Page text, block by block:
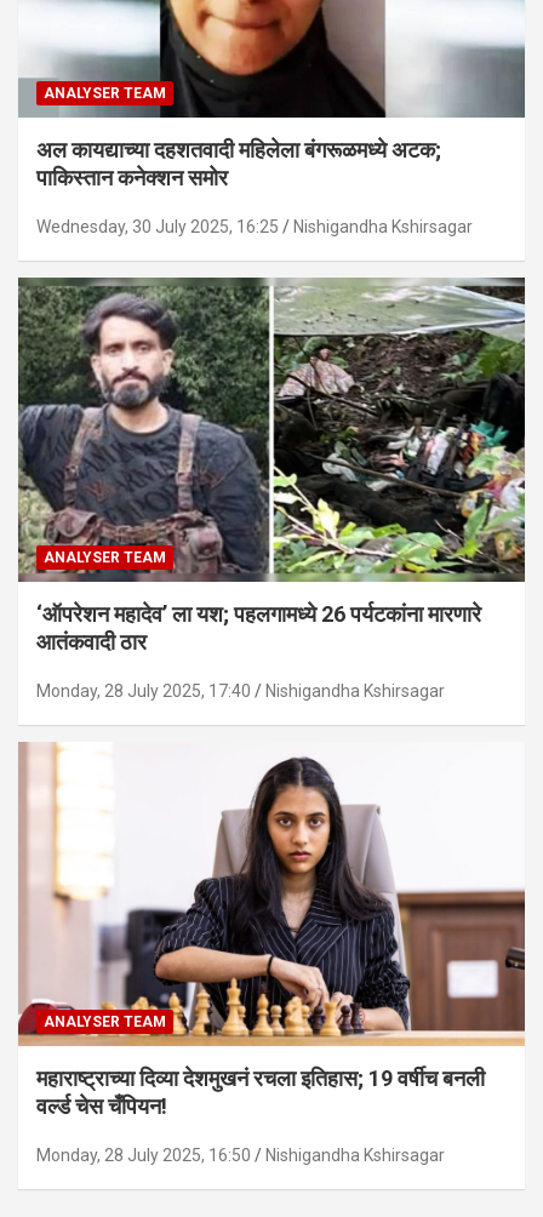
ANALYSER TEAM
अल कायद्याच्या दहशतवादी महिलेला बंगरूळमध्ये अटक;
पाकिस्तान कनेक्शन समोर
Wednesday, 30 July 2025, 16:25 Nishigandha Kshirsagar
ANALYSER TEAM
‘ऑपरेशन महादेव’ ला यश; पहलगामध्ये 26 पर्यटकांना मारणारे
आतंकवादी ठार
Monday, 28 July 2025, 17:40 Nishigandha Kshirsagar
ANALYSER TEAM
महाराष्ट्राच्या दिव्या देशमुखनं रचला इतिहास; 19 वर्षीच बनली
वर्ल्ड चेस चँपियन!
Monday, 28 July 2025, 16:50 Nishigandha Kshirsagar